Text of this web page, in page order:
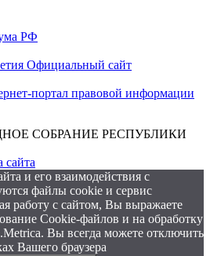
РФ
Официальный сайт
портал правовой информации
СОБРАНИЕ РЕСПУБЛИКИ
сайта
и его взаимодействия с
файлы cookie и сервис
работу с сайтом, Вы выражаете
Cookie-файлов и на обработку
Вы всегда можете отключить
Вашего браузера